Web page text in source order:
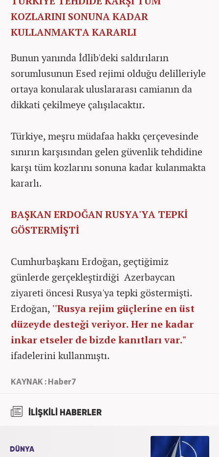
KOZLARINI SONUNA KADAR
KULLANMAKTA KARARLI
Bunun yanında İdlib'deki saldırıların
sorumlusunun Esed rejimi olduğu delilleriyle
ortaya konularak uluslararası camianın da
dikkati çekilmeye çalışılacaktır.
Türkiye, meşru müdafaa hakkı çerçevesinde
sınırın karşısından gelen güvenlik tehdidine
karşı tüm kozlarını sonuna kadar kulanmakta
kararlı.
BAŞKAN ERDOĞAN RUSYA'YA TEPKİ
GÖSTERMİŞTİ
Cumhurbaşkanı Erdoğan, geçtiğimiz
günlerde gerçekleştirdiği Azerbaycan
ziyareti öncesi Rusya'ya tepki göstermişti.
Erdoğan, ''Rusya rejim güçlerine en üst
düzeyde desteği veriyor. Her ne kadar
inkar etseler de bizde kanıtları var."
ifadelerini kullanmıştı.
KAYNAK : Haber7
İLİŞKİLİ HABERLER
DÜNYA